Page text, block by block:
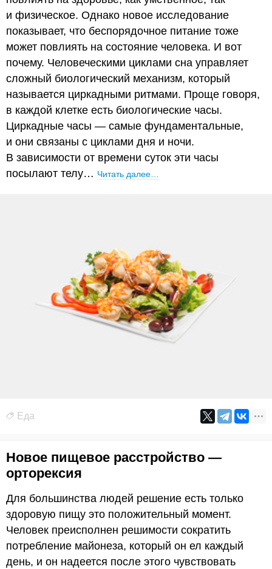
и физическое. Однако новое исследование
показывает, что беспорядочное питание тоже
может повлиять на состояние человека. И вот
почему. Человеческими циклами сна управляет
сложный биологический механизм, который
называется циркадными ритмами. Проще говоря,
в каждой клетке есть биологические часы.
Циркадные часы — самые фундаментальные,
и они связаны с циклами дня и ночи.
В зависимости от времени суток эти часы
посылают телу… Читать далее…
Еда
Новое пищевое расстройство —
орторексия
Для большинства людей решение есть только
здоровую пищу это положительный момент.
Человек преисполнен решимости сократить
потребление майонеза, который он ел каждый
день, и он надеется после этого чувствовать